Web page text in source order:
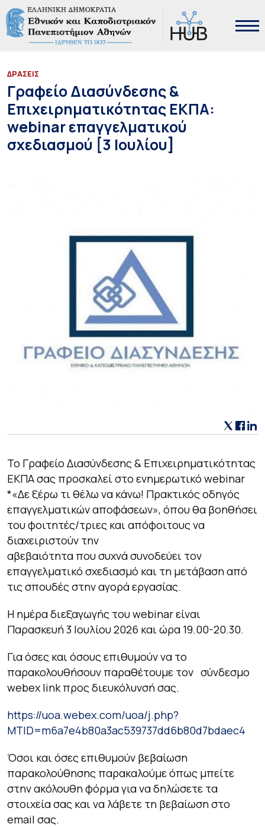
ΔΡΑΣΕΙΣ
Γραφείο Διασύνδεσης &
Επιχειρηματικότητας ΕΚΠΑ:
webinar επαγγελματικού
σχεδιασμού [3 Ιουλίου]
Το Γραφείο Διασύνδεσης & Επιχειρηματικότητας
ΕΚΠΑ σας προσκαλεί στο ενημερωτικό webinar
*«Δε ξέρω τι θέλω να κάνω! Πρακτικός οδηγός
επαγγελματικών αποφάσεων», όπου θα βοηθήσει
του φοιτητές/τριες και απόφοιτους να
διαχειριστούν την
αβεβαιότητα που συχνά συνοδεύει τον
επαγγελματικό σχεδιασμό και τη μετάβαση από
τις σπουδές στην αγορά εργασίας.
Η ημέρα διεξαγωγής του webinar είναι
Παρασκευή 3 Ιουλίου 2026 και ώρα 19.00-20.30.
Για όσες και όσους επιθυμούν να το
παρακολουθήσουν παραθέτουμε τον σύνδεσμο
webex link προς διευκόλυνσή σας.
https://uoa.webex.com/uoa/j.php?
MTID=m6a7e4b80a3ac539737dd6b80d7bdaec4
Όσοι και όσες επιθυμούν βεβαίωση
παρακολούθησης παρακαλούμε όπως μπείτε
στην ακόλουθη φόρμα για να δηλώσετε τα
στοιχεία σας και να λάβετε τη βεβαίωση στο
email σας.